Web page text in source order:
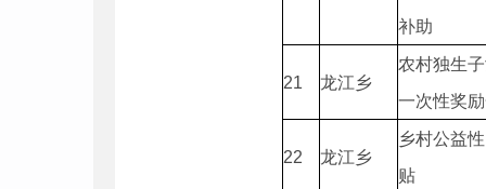
补助
21 龙江乡
农村独生
一次性奖
22 龙江乡
乡村公益
贴